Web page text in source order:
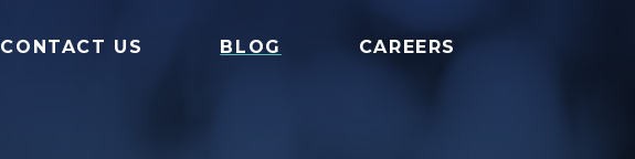
CONTACT US BLOG CAREERS